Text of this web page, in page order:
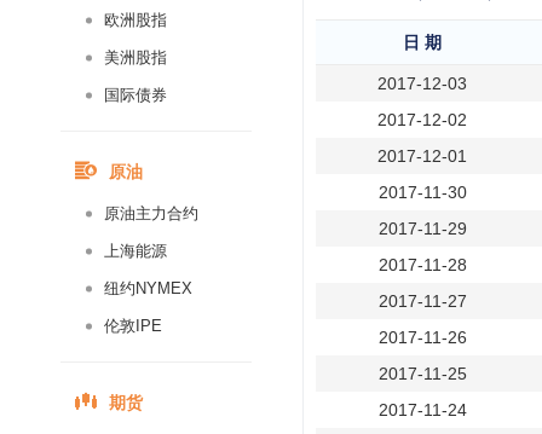
欧洲股指
美洲股指
国际债券
原油
原油主力合约
上海能源
纽约NYMEX
伦敦IPE
期货
日 期
2017-12-03
2017-12-02
2017-12-01
2017-11-30
2017-11-29
2017-11-28
2017-11-27
2017-11-26
2017-11-25
2017-11-24